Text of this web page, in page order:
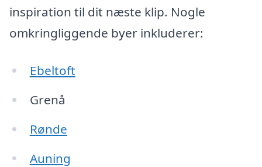
inspiration til dit næste klip. Nogle
omkringliggende byer inkluderer:
Ebeltoft
Grenå
Rønde
Auning